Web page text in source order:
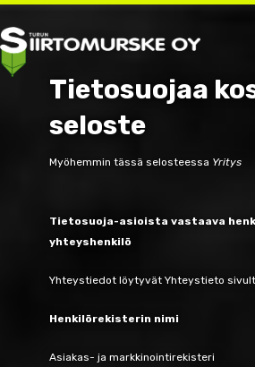
Tietosuojaa
seloste
Myöhemmin tässä selosteessa Yritys
Tietosuoja-asioista vastaava
yhteyshenkilö
Yhteystiedot löytyvät Yhteystieto
Henkilörekisterin nimi
Asiakas- ja markkinointirekisteri